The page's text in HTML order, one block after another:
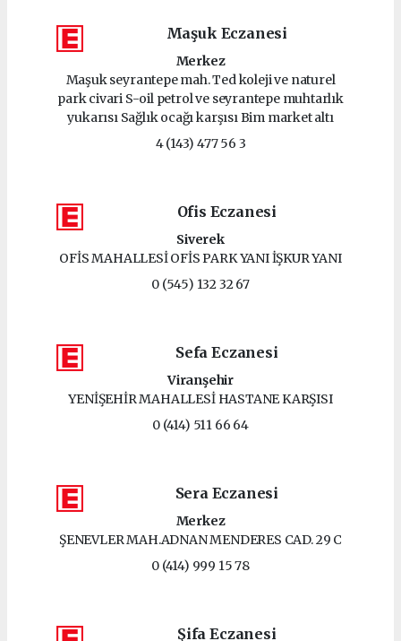
Maşuk Eczanesi
Merkez
Maşuk seyrantepe mah. Ted koleji ve naturel
park civari S-oil petrol ve seyrantepe muhtarlık
yukarısı Sağlık ocağı karşısı Bim market altı
4 (143) 477 56 3
Ofis Eczanesi
Siverek
OFİS MAHALLESİ OFİS PARK YANI İŞKUR YANI
0 (545) 132 32 67
Sefa Eczanesi
Viranşehir
YENİŞEHİR MAHALLESİ HASTANE KARŞISI
0 (414) 511 66 64
Sera Eczanesi
Merkez
ŞENEVLER MAH.ADNAN MENDERES CAD. 29 C
0 (414) 999 15 78
Şifa Eczanesi